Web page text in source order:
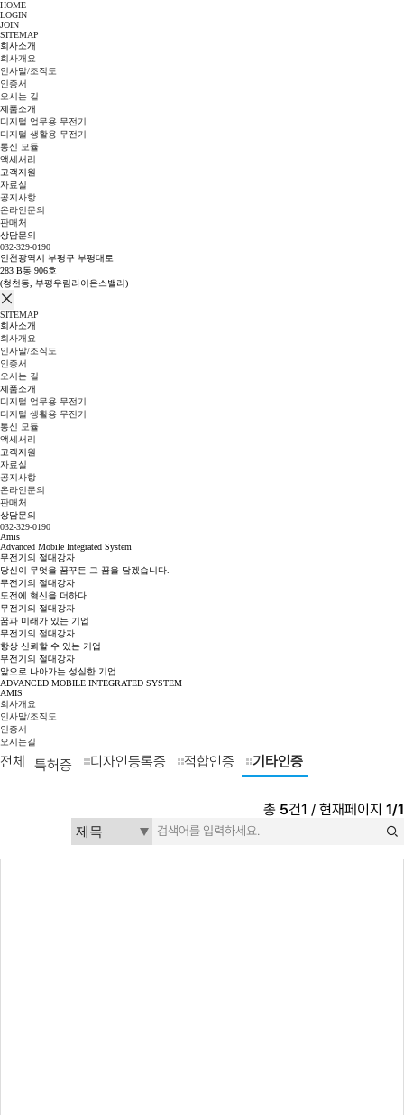
HOME
LOGIN
JOIN
SITEMAP
회사소개
회사개요
인사말/조직도
인증서
오시는 길
제품소개
디지털 업무용 무전기
디지털 생활용 무전기
통신 모듈
액세서리
고객지원
자료실
공지사항
온라인문의
판매처
상담문의
032-329-0190
인천광역시 부평구 부평대로
283 B동 906호
(청천동, 부평우림라이온스밸리)
SITEMAP
회사소개
회사개요
인사말/조직도
인증서
오시는 길
제품소개
디지털 업무용 무전기
디지털 생활용 무전기
통신 모듈
액세서리
고객지원
자료실
공지사항
온라인문의
판매처
상담문의
032-329-0190
Amis
Advanced Mobile Integrated System
무전기의 절대강자
당신이 무엇을 꿈꾸든 그 꿈을 담겠습니다.
무전기의 절대강자
도전에 혁신을 더하다
무전기의 절대강자
꿈과 미래가 있는 기업
무전기의 절대강자
항상 신뢰할 수 있는 기업
무전기의 절대강자
앞으로 나아가는 성실한 기업
ADVANCED MOBILE INTEGRATED SYSTEM
AMIS
회사개요
인사말/조직도
인증서
오시는길
전체 특허증 디자인등록증 적합인증 기타인증
총 5건1 / 현재페이지 1/1